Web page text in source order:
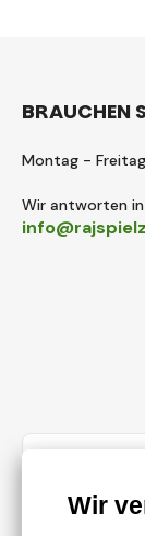
BRAUCHEN
Montag -
Wir antworten in